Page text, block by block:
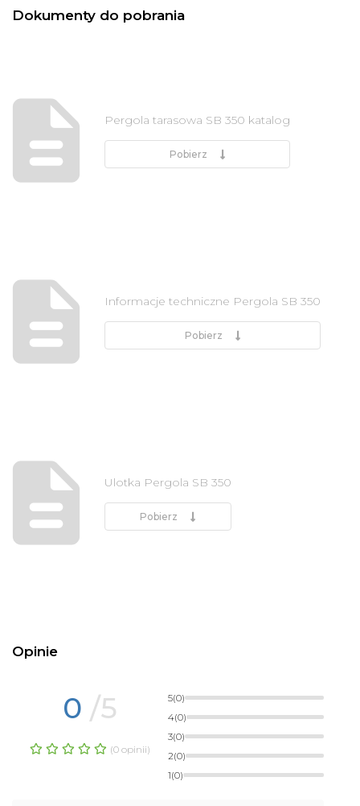
Dokumenty do pobrania
Pergola tarasowa SB 350 katalog
Pobierz
Informacje techniczne Pergola SB 350
Pobierz
Ulotka Pergola SB 350
Pobierz
Opinie
0 /5
(0 opinii)
5(0)
4(0)
3(0)
2(0)
1(0)